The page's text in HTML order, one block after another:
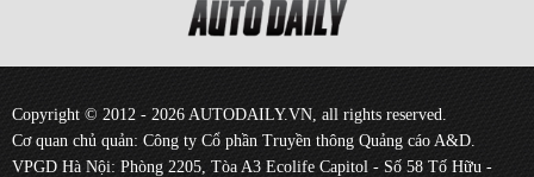
Copyright © 2012 - 2026 AUTODAILY.VN, all rights reserved.
Cơ quan chủ quản: Công ty Cổ phần Truyền thông Quảng cáo A&D.
VPGD Hà Nội: Phòng 2205, Tòa A3 Ecolife Capitol - Số 58 Tố Hữu -